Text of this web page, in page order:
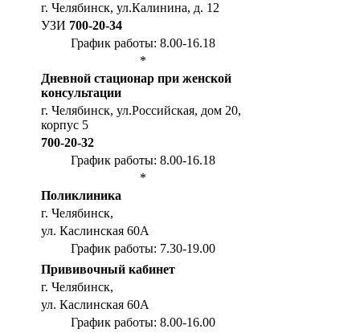
г. Челябинск, ул.Калинина, д. 12
УЗИ 700-20-34
График работы: 8.00-16.18
*
Дневной стационар при женской
консультации
г. Челябинск, ул.Российская, дом 20,
корпус 5
700-20-32
График работы: 8.00-16.18
*
Поликлиника
г. Челябинск,
ул. Каслинская 60А
График работы: 7.30-19.00
Прививочный кабинет
г. Челябинск,
ул. Каслинская 60А
График работы: 8.00-16.00